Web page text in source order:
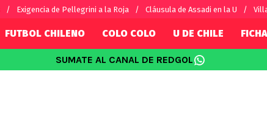
Exigencia de Pellegrini a la Roja Cláusula de Assadi en la U
FUTBOL CHILENO COLO COLO U DE CHILE
SUMATE AL CANAL DE REDGOL